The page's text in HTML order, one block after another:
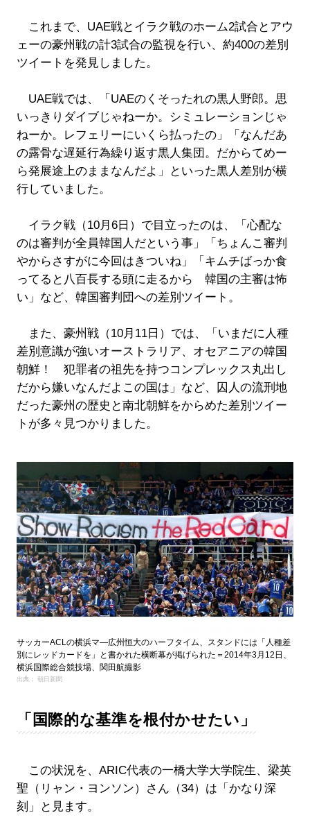
これまで、UAE戦とイラク戦のホーム2試合とアウ
ェーの豪州戦の計3試合の監視を行い、約400の差別
ツイートを発見しました。
UAE戦では、「UAEのくそったれの黒人野郎。思
いっきりダイブじゃねーか。シミュレーションじゃ
ねーか。レフェリーにいくら払ったの」「なんだあ
の露骨な遅延行為繰り返す黒人集団。だからてめー
ら発展途上のままなんだよ」といった黒人差別が横
行していました。
イラク戦（10月6日）で目立ったのは、「心配な
のは審判が全員韓国人だという事」「ちょんこ審判
やからさすがに今回はきついね」「キムチばっか食
ってると八百長する頭に走るから 韓国の主審は怖
い」など、韓国審判団への差別ツイート。
また、豪州戦（10月11日）では、「いまだに人種
差別意識が強いオーストラリア、オセアニアの韓国
朝鮮！ 犯罪者の祖先を持つコンプレックス丸出し
だから嫌いなんだよこの国は」など、囚人の流刑地
だった豪州の歴史と南北朝鮮をからめた差別ツイー
トが多々見つかりました。
サッカーACLの横浜マ―広州恒大のハーフタイム、スタンドには「人種差
別にレッドカードを」と書かれた横断幕が掲げられた＝2014年3月12日、
横浜国際総合競技場、関田航撮影
出典： 朝日新聞
「国際的な基準を根付かせたい」
この状況を、ARIC代表の一橋大学大学院生、梁英
聖（リャン・ヨンソン）さん（34）は「かなり深
刻」と見ます。